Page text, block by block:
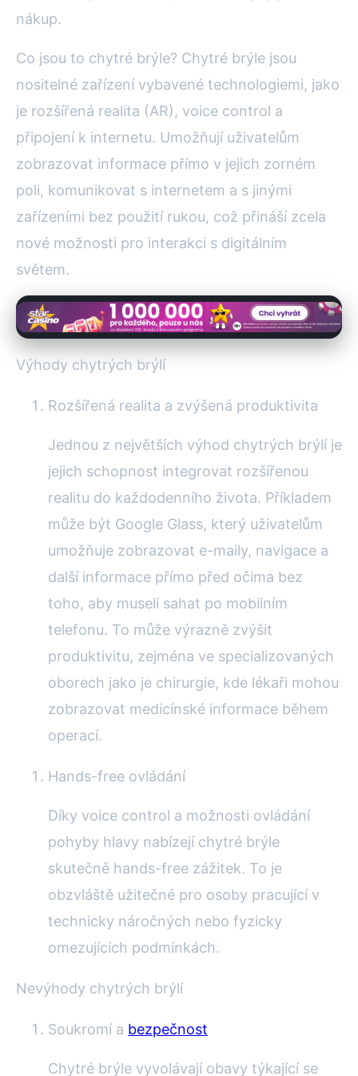
nákup.
Co jsou to chytré brýle? Chytré brýle jsou
nositelné zařízení vybavené technologiemi, jako
je rozšířená realita (AR), voice control a
připojení k internetu. Umožňují uživatelům
zobrazovat informace přímo v jejich zorném
poli, komunikovat s internetem a s jinými
zařízeními bez použití rukou, což přináší zcela
nové možnosti pro interakci s digitálním
světem.
Výhody chytrých brýlí
Rozšířená realita a zvýšená produktivita
Jednou z největších výhod chytrých brýlí je
jejich schopnost integrovat rozšířenou
realitu do každodenního života. Příkladem
může být Google Glass, který uživatelům
umožňuje zobrazovat e-maily, navigace a
další informace přímo před očima bez
toho, aby museli sahat po mobilním
telefonu. To může výrazně zvýšit
produktivitu, zejména ve specializovaných
oborech jako je chirurgie, kde lékaři mohou
zobrazovat medicínské informace během
operací.
Hands-free ovládání
Díky voice control a možnosti ovládání
pohyby hlavy nabízejí chytré brýle
skutečně hands-free zážitek. To je
obzvláště užitečné pro osoby pracující v
technicky náročných nebo fyzicky
omezujících podmínkách.
Nevýhody chytrých brýlí
Soukromí a bezpečnost
Chytré brýle vyvolávají obavy týkající se